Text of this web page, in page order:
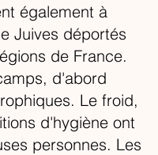
également à
Juives déportés
de France.
d'abord
Le froid,
d'hygiène ont
personnes. Les